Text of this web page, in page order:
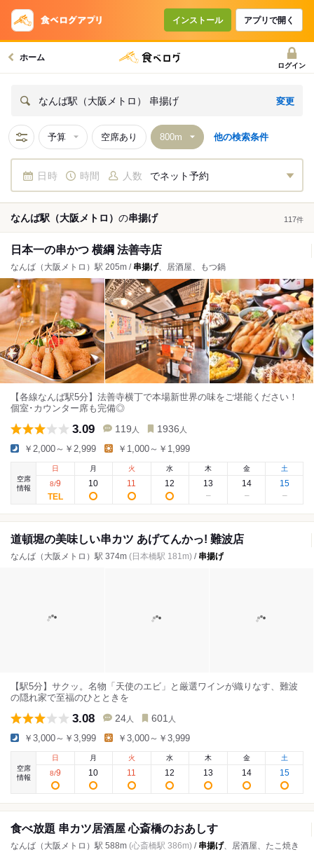
インストール アプリで開く
ホーム
ログイン
なんば駅（大阪メトロ） 串揚げ 変更
予算 空席あり 他の検索条件
日時 時間 人数 でネット予約
なんば駅（大阪メトロ） の串揚げ 117件
日本一の串かつ 横綱 法善寺店
なんば（大阪メトロ）駅 205m / 串揚げ、居酒屋、もつ鍋
【各線なんば駅5分】法善寺横丁で本場新世界の味をご堪能ください！
個室･カウンター席も完備◎
3.09 119 人 1936 人
￥2,000～￥2,999 ￥1,000～￥1,999
空席
情報
日
8/9
月
10
火
11
水
12
木
13
金
14
土
15
道頓堀の美味しい串カツ あげてんかっ! 難波店
なんば（大阪メトロ）駅 374m (日本橋駅 181m) / 串揚げ
【駅5分】サクッ。名物「天使のエビ」と厳選ワインが織りなす、難波
の隠れ家で至福のひとときを
3.08 24 人 601 人
￥3,000～￥3,999 ￥3,000～￥3,999
空席
情報
日
8/9
月
10
火
11
水
12
木
13
金
14
土
15
食べ放題 串カツ居酒屋 心斎橋のおあしす
なんば（大阪メトロ）駅 588m (心斎橋駅 386m) / 串揚げ、居酒屋、たこ焼き